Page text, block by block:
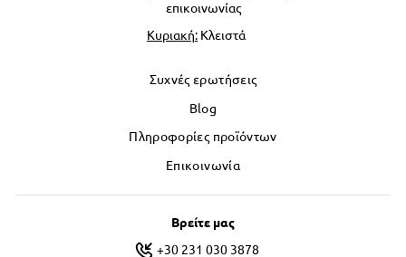
επικοινωνίας
Κυριακή: Κλειστά
Συχνές ερωτήσεις
Blog
Πληροφορίες προϊόντων
Επικοινωνία
Βρείτε μας
+30 231 030 3878